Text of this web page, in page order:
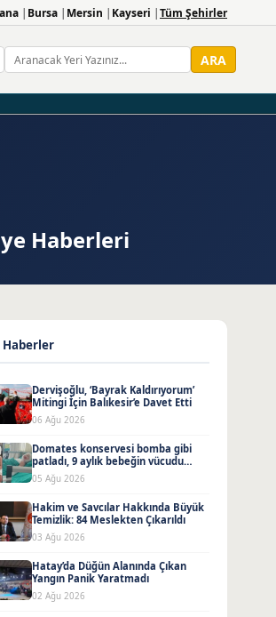
Bursa Mersin Kayseri Tüm Şehirler
ARA
Haberleri
Haberler
Dervişoğlu, ‘Bayrak Kaldırıyorum’
Mitingi İçin Balıkesir’e Davet Etti
06 Ağu 2026
Domates konservesi bomba gibi
patladı, 9 aylık bebeğin vücudu
yandı
05 Ağu 2026
Hakim ve Savcılar Hakkında Büyük
Temizlik: 84 Meslekten Çıkarıldı
03 Ağu 2026
Hatay’da Düğün Alanında Çıkan
Yangın Panik Yaratmadı
02 Ağu 2026